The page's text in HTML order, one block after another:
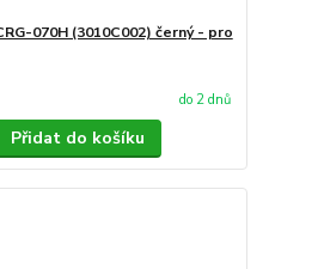
070H (3010C002) černý - pro
do 2 dnů
Přidat do košíku